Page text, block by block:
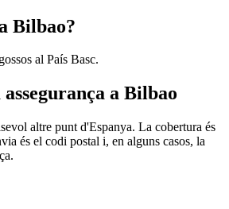
Bilbao?
al País Basc.
a Bilbao
altre punt d'Espanya. La cobertura és
és el codi postal i, en alguns casos, la